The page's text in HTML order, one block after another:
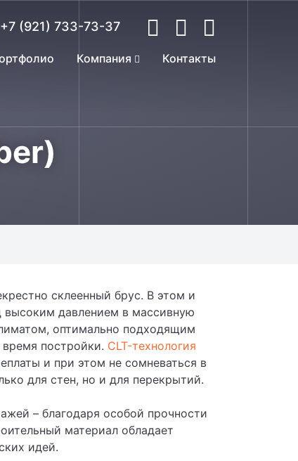
+7 (921) 733-73-37
Компания Контакты
склеенный брус. В этом и
высоким давлением в массивную
оптимально подходящим
постройки. CLT-технология
и при этом не сомневаться в
для стен, но и для перекрытий.
– благодаря особой прочности
материал обладает
идей.